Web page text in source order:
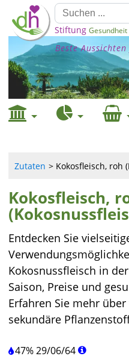
Stiftung
Beste
Zutaten Kokosfleisch, roh
Kokosfleisch,
Entdecken Sie
Kokosnussfleisch in
Saison, Preise und
Erfahren Sie mehr
sekundäre
47%29/06/64